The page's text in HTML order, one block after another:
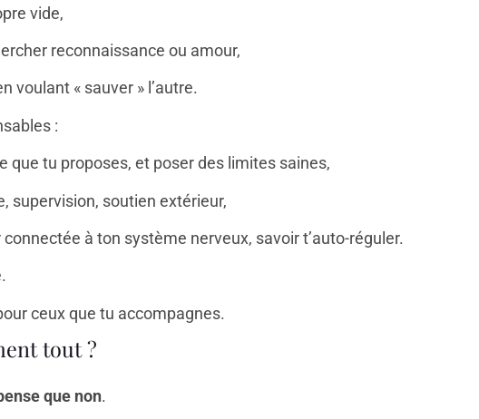
vide,
reconnaissance ou amour,
voulant « sauver » l’autre.
:
que tu proposes, et poser des limites saines,
supervision, soutien extérieur,
connectée à ton système nerveux, savoir t’auto-réguler.
ceux que tu accompagnes.
tout ?
que non.